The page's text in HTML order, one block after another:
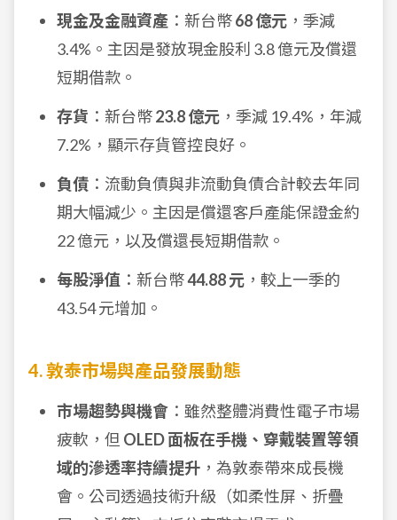
現金及金融資產 ：新台幣68 億元 ，季減
3.4%。主因是發放現金股利 3.8 億元及償還
短期借款。
存貨 ：新台幣23.8 億元 ，季減 19.4%，年減
7.2%，顯示存貨管控良好。
負債 ：流動負債與非流動負債合計較去年同
期大幅減少。主因是償還客戶產能保證金約
22 億元，以及償還長短期借款。
每股淨值 ：新台幣44.88 元 ，較上一季的
43.54 元增加。
4. 敦泰市場與產品發展動態
市場趨勢與機會 ：雖然整體消費性電子市場
疲軟，但 OLED 面板在手機、穿戴裝置等領
域的滲透率持續提升 ，為敦泰帶來成長機
會。公司透過技術升級（如柔性屏、折疊